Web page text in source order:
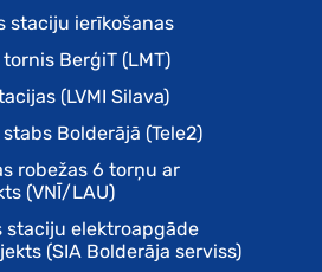
staciju ierīkošanas
BerģiT (LMT)
(LVMI Silava)
Bolderājā (Tele2)
robežas 6 torņu ar
(VNĪ/LAU)
staciju elektroapgāde
(SIA Bolderāja serviss)